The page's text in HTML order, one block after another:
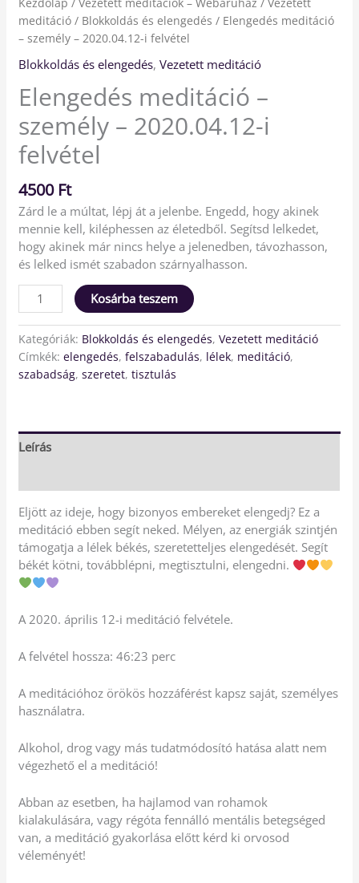
meditáció / Blokkoldás és elengedés / Elengedés meditáció
– személy – 2020.04.12-i felvétel
Blokkoldás és elengedés,Vezetett meditáció
Elengedés meditáció –
személy – 2020.04.12-i
felvétel
4500 Ft
Zárd le a múltat, lépj át a jelenbe. Engedd, hogy akinek
mennie kell, kiléphessen az életedből. Segítsd lelkedet,
hogy akinek már nincs helye a jelenedben, távozhasson,
és lelked ismét szabadon szárnyalhasson.
Kosárba teszem
Kategóriák: Blokkoldás és elengedés,Vezetett meditáció
Címkék:elengedés,felszabadulás, lélek, meditáció,
szabadság,szeretet,tisztulás
Leírás
Eljött az ideje, hogy bizonyos embereket elengedj? Ez a
meditáció ebben segít neked. Mélyen, az energiák szintjén
támogatja a lélek békés, szeretetteljes elengedését. Segít
békét kötni, továbblépni, megtisztulni, elengedni.
A 2020. április 12-i meditáció felvétele.
A felvétel hossza: 46:23 perc
A meditációhoz örökös hozzáférést kapsz saját, személyes
használatra.
Alkohol, drog vagy más tudatmódosító hatása alatt nem
végezhető el a meditáció!
Abban az esetben, ha hajlamod van rohamok
kialakulására, vagy régóta fennálló mentális betegséged
van, a meditáció gyakorlása előtt kérd ki orvosod
véleményét!